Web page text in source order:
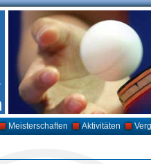
Meisterschaften Aktivitäten